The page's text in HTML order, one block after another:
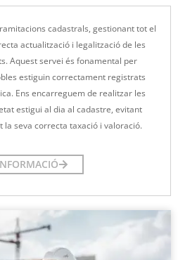
cadastrals, gestionant tot el
actualització i legalització de les
Aquest servei és fonamental per
estiguin correctament registrats
Ens encarreguem de realitzar les
estigui al dia al cadastre, evitant
la seva correcta taxació i valoració.